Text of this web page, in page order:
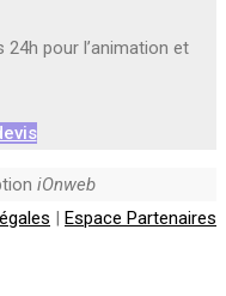
pour l’animation et
iOnweb
| Espace Partenaires